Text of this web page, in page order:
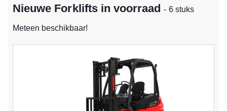
Nieuwe Forklifts in voorraad- 6 stuks
Meteen beschikbaar!